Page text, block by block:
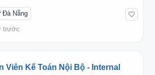
Đà Nẵng
trước
Viên Kế Toán Nội Bộ - Internal